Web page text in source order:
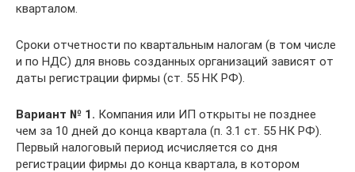
кварталом.
Сроки отчетности по квартальным налогам (в том числе
и по НДС) для вновь созданных организаций зависят от
даты регистрации фирмы (ст. 55 НК РФ).
Вариант № 1. Компания или ИП открыты не позднее
чем за 10 дней до конца квартала (п. 3.1 ст. 55 НК РФ).
Первый налоговый период исчисляется со дня
регистрации фирмы до конца квартала, в котором